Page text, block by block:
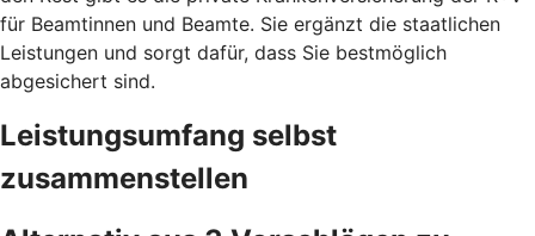
für Beamtinnen und Beamte. Sie ergänzt die staatlichen
Leistungen und sorgt dafür, dass Sie bestmöglich
abgesichert sind.
Leistungsumfang selbst
zusammenstellen